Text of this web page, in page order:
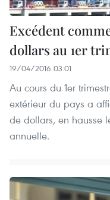
Excédent
dollars au 1er
19/04/2016 03:01
Au cours du 1er
extérieur du pays a
de dollars, en hausse
annuelle.